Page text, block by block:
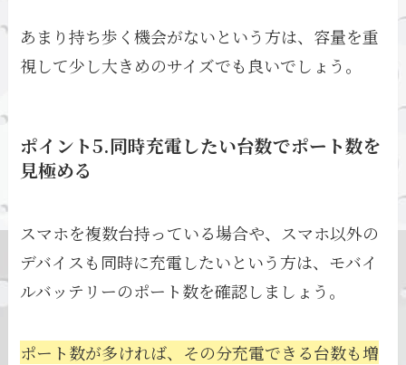
あまり持ち歩く機会がないという方は、容量を重
視して少し大きめのサイズでも良いでしょう。
ポイント5.同時充電したい台数でポート数を
見極める
スマホを複数台持っている場合や、スマホ以外の
デバイスも同時に充電したいという方は、モバイ
ルバッテリーのポート数を確認しましょう。
ポート数が多ければ、その分充電できる台数も増